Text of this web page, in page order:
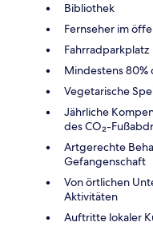
Bibliothek
Fernseher im
Fahrradparkplatz
Mindestens 80%
Vegetarische
Jährliche
des CO₂-
Artgerechte
Gefangenschaft
Von örtlichen
Aktivitäten
Auftritte lokaler